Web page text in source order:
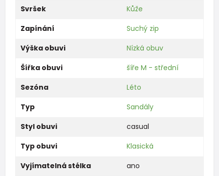
Svršek
Kůže
Zapínání
Suchý zip
Výška obuvi
Nízká obuv
Šířka obuvi
šíře M - střední
Sezóna
Léto
Typ
Sandály
Styl obuvi
casual
Typ obuvi
Klasická
Vyjímatelná stélka
ano